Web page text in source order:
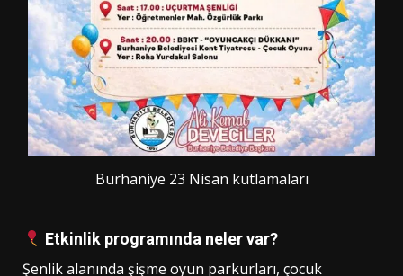
Burhaniye 23 Nisan kutlamaları
Etkinlik programında neler var?
Şenlik alanında şişme oyun parkurları, çocuk